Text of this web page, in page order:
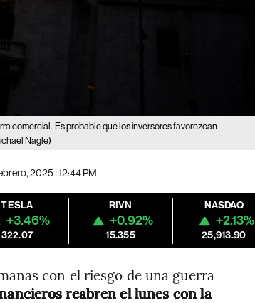
comercial. Es probable que los inversores favorezcan
Nagle)
2025 | 12:44 PM
TESLA
+3.46%
322.07
RIVN
+0.92%
15.355
NASDAQ
+2.13%
25,913.90
con el riesgo de una guerra
reabren el lunes con la